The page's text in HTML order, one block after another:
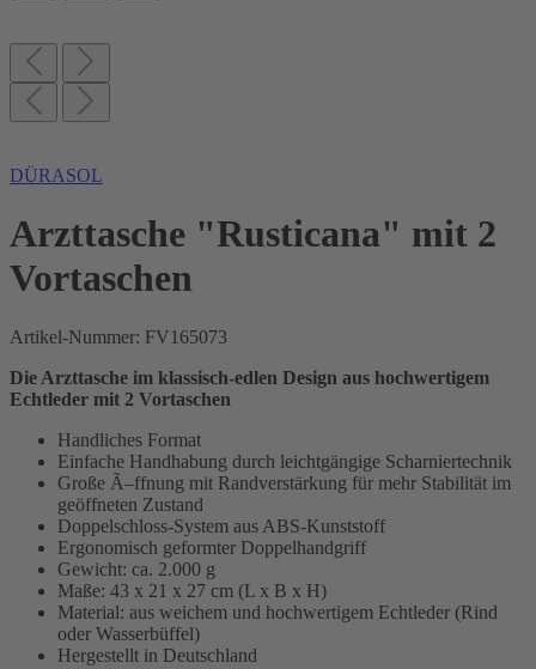
DÜRASOL
Arzttasche "Rusticana" mit 2
Vortaschen
Artikel-Nummer: FV165073
Die Arzttasche im klassisch-edlen Design aus hochwertigem
Echtleder mit 2 Vortaschen
Handliches Format
Einfache Handhabung durch leichtgängige Scharniertechnik
Große Ã–ffnung mit Randverstärkung für mehr Stabilität im
geöffneten Zustand
Doppelschloss-System aus ABS-Kunststoff
Ergonomisch geformter Doppelhandgriff
Gewicht: ca. 2.000 g
Maße: 43 x 21 x 27 cm (L x B x H)
Material: aus weichem und hochwertigem Echtleder (Rind
oder Wasserbüffel)
Hergestellt in Deutschland